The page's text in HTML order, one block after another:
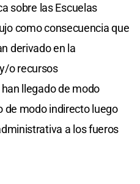
sobre las Escuelas
como consecuencia que
derivado en la
o recursos
llegado de modo
de modo indirecto luego
a los fueros